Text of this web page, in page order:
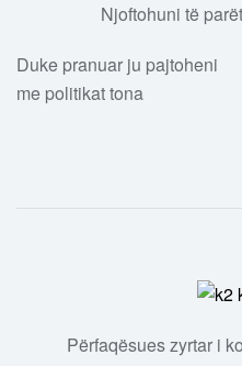
Njoftohuni të
Duke pranuar ju pajtoheni
me politikat tona
Përfaqësues zyrtar i